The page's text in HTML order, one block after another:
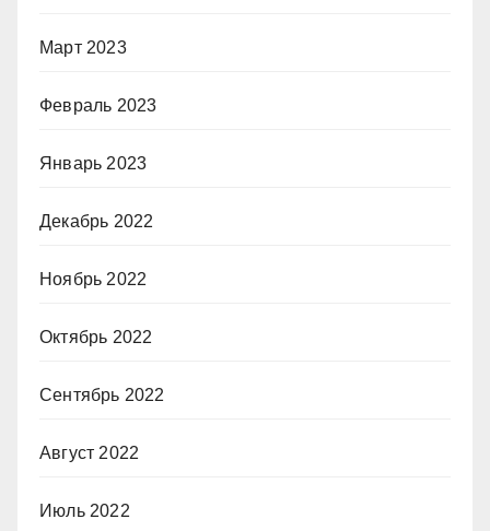
Март 2023
Февраль 2023
Январь 2023
Декабрь 2022
Ноябрь 2022
Октябрь 2022
Сентябрь 2022
Август 2022
Июль 2022